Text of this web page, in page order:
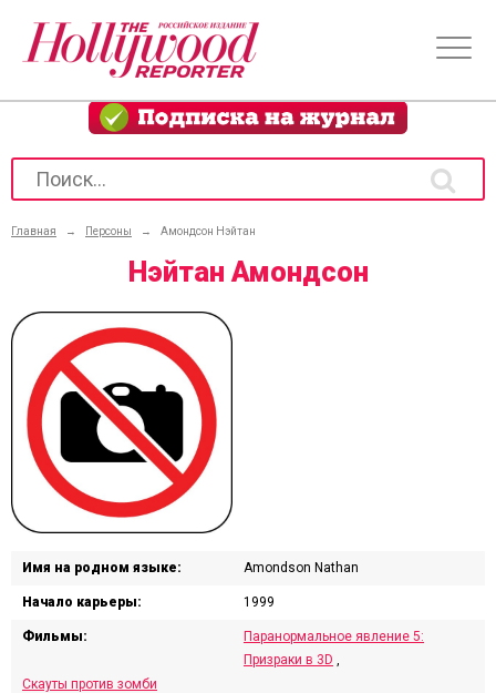
Главная → Персоны → Амондсон Нэйтан
Нэйтан Амондсон
Имя на родном языке: Amondson Nathan
Начало карьеры: 1999
Фильмы:
Паранормальное явление 5:
Призраки в 3D ,
Скауты против зомби